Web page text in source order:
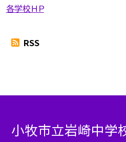
各学校ＨＰ
RSS
小牧市立岩崎中学